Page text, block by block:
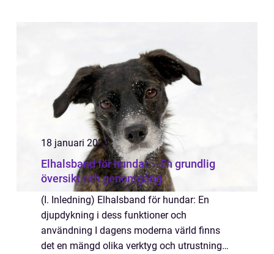
en omfattande presentation av vaccination
18 januari 2024
Elhalsband för hundar – En grundlig
översikt och genomgång
(I. Inledning) Elhalsband för hundar: En
djupdykning i dess funktioner och
användning I dagens moderna värld finns
det en mängd olika verktyg och utrustning